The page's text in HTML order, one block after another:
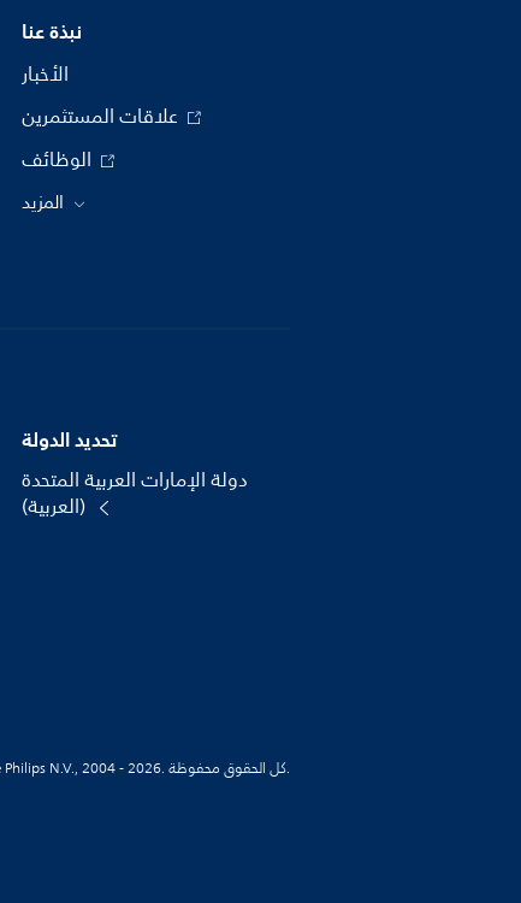
نبذة عنا
الأخبار
تحديد الدولة
دولة الإمارات العربية المتحدة
(العربية)
© Koninklijke Philips N.V., 2004 - 2026. كل الحقوق محفوظة.